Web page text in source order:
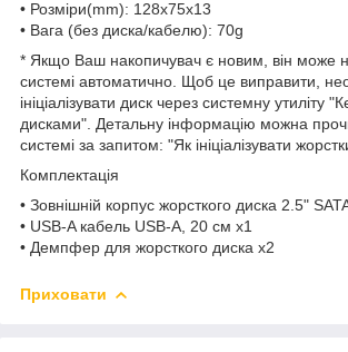
• Розміри(mm): 128x75x13
• Вага (без диска/кабелю): 70g
* Якщо Ваш накопичувач є новим, він може
системі автоматично. Щоб це виправити,
ініціалізувати диск через системну утиліту
дисками". Детальну інформацію можна
системі за запитом: "Як ініціалізувати
Комплектація
• Зовнішній корпус жорсткого диска 2.5"
• USB-A кабель USB-A, 20 см x1
• Демпфер для жорсткого диска x2
Приховати